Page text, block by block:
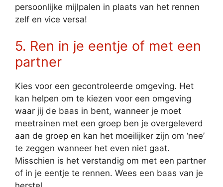
persoonlijke mijlpalen in plaats van het rennen
zelf en vice versa!
5. Ren in je eentje of met een
partner
Kies voor een gecontroleerde omgeving. Het
kan helpen om te kiezen voor een omgeving
waar jij de baas in bent, wanneer je moet
meetrainen met een groep ben je overgeleverd
aan de groep en kan het moeilijker zijn om ‘nee’
te zeggen wanneer het even niet gaat.
Misschien is het verstandig om met een partner
of in je eentje te rennen. Wees een baas van je